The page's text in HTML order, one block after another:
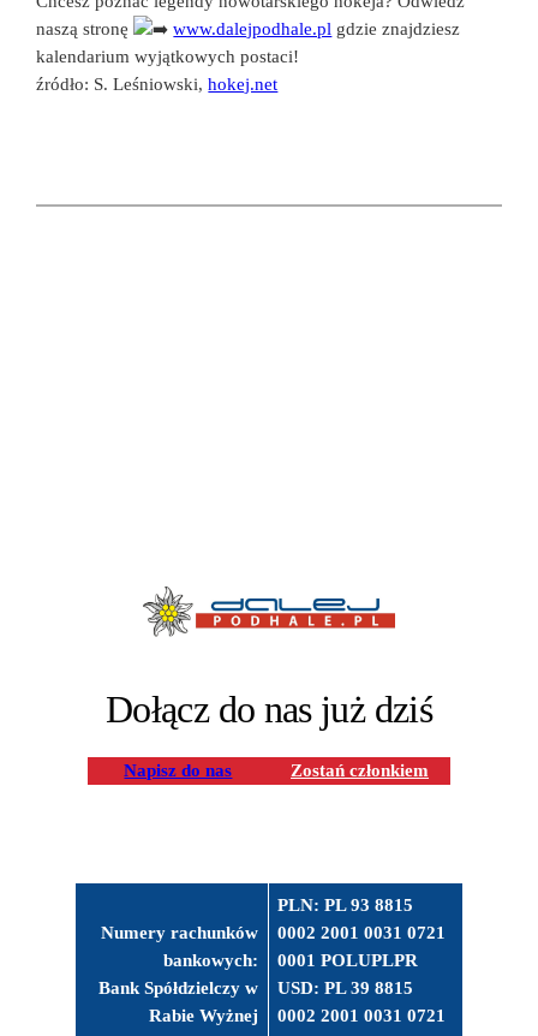
naszą stronę
www.dalejpodhale.pl gdzie znajdziesz
kalendarium wyjątkowych postaci!
źródło: S. Leśniowski,hokej.net
Dołącz do nas już dziś
Napisz do nas Zostań członkiem
Numery rachunków
bankowych:
Bank Spółdzielczy w
Rabie Wyżnej
PLN: PL 93 8815
0002 2001 0031 0721
0001 POLUPLPR
USD: PL 39 8815
0002 2001 0031 0721